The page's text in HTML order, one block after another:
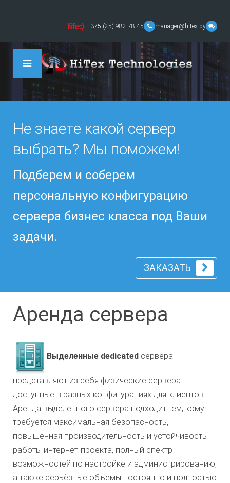
+ 375 (25) 982 78 45 manager@hitex.by
Не знаете какой сервер
выбрать? Мы поможем!
Подберем и соберем
персональную конфигурацию
сервера бизнес класса под Ваши
задачи.
ЗАКАЗАТЬ
Аренда сервера
Выделенные dedicated сервера
представляют из себя физические сервера
доступные в разных конфигурациях для клиентов.
Аренда выделенного сервера подходит тем, кому
требуется максимальная безопасность,
повышенная производительность и устойчивость
работы интернет-проекта, полный спектр
возможностей по настройке и администрированию,
а также серьёзные объемы постоянно и полностью